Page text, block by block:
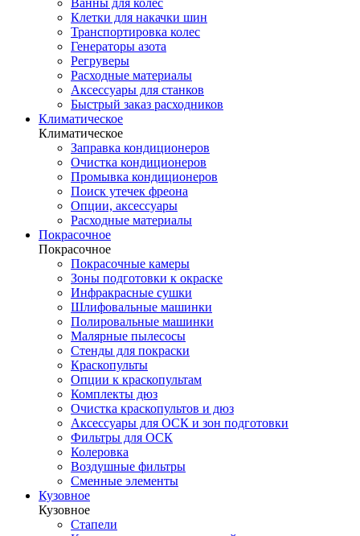
Ванны для колес
Клетки для накачки шин
Транспортировка колес
Генераторы азота
Регруверы
Расходные материалы
Аксессуары для станков
Быстрый заказ расходников
Климатическое
Климатическое
Заправка кондиционеров
Очистка кондиционеров
Промывка кондиционеров
Поиск утечек фреона
Опции, аксессуары
Расходные материалы
Покрасочное
Покрасочное
Покрасочные камеры
Зоны подготовки к окраске
Инфракрасные сушки
Шлифовальные машинки
Полировальные машинки
Малярные пылесосы
Стенды для покраски
Краскопульты
Опции к краскопультам
Комплекты дюз
Очистка краскопультов и дюз
Аксессуары для ОСК и зон подготовки
Фильтры для ОСК
Колеровка
Воздушные фильтры
Сменные элементы
Кузовное
Кузовное
Стапели